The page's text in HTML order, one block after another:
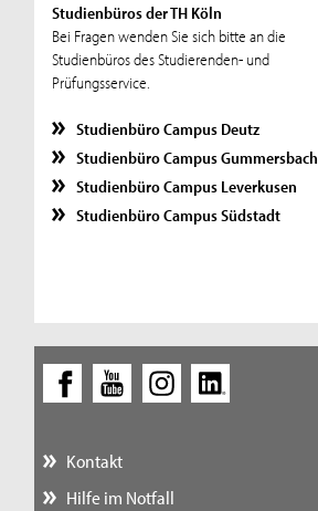
Studienbüros der TH Köln
Bei Fragen wenden Sie sich bitte an die
Studienbüros des Studierenden- und
Prüfungsservice.
Studienbüro Campus Deutz
Studienbüro Campus Gummersbach
Studienbüro Campus Leverkusen
Studienbüro Campus Südstadt
Kontakt
Hilfe im Notfall